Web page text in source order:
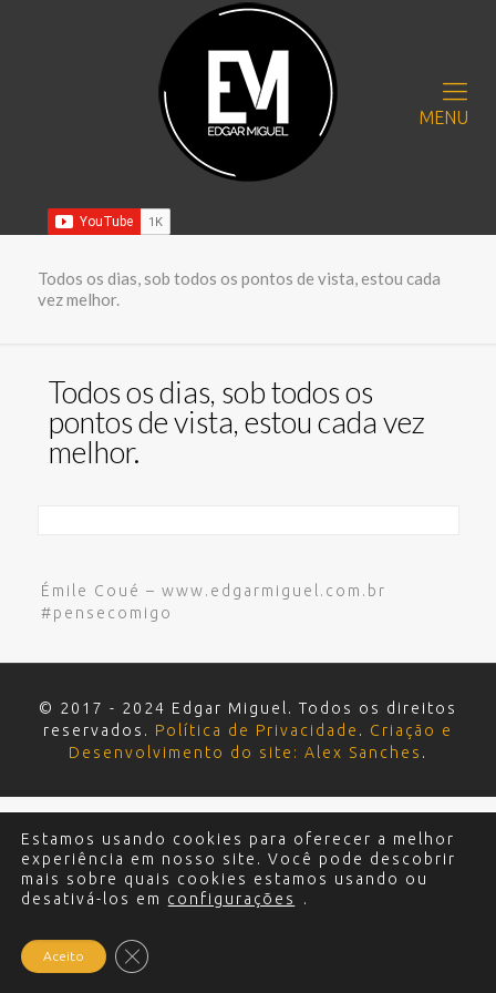
MENU
Todos os dias, sob todos os pontos de vista, estou cada
vez melhor.
Todos os dias, sob todos os
pontos de vista, estou cada vez
melhor.
Émile Coué – www.edgarmiguel.com.br
#pensecomigo
© 2017 - 2024 Edgar Miguel. Todos os direitos
reservados. Política de Privacidade . Criação e
Desenvolvimento do site: Alex Sanches .
Estamos usando cookies para oferecer a melhor
experiência em nosso site. Você pode descobrir
mais sobre quais cookies estamos usando ou
desativá-los em configurações .
Aceito Close GDPR Cookie Banner